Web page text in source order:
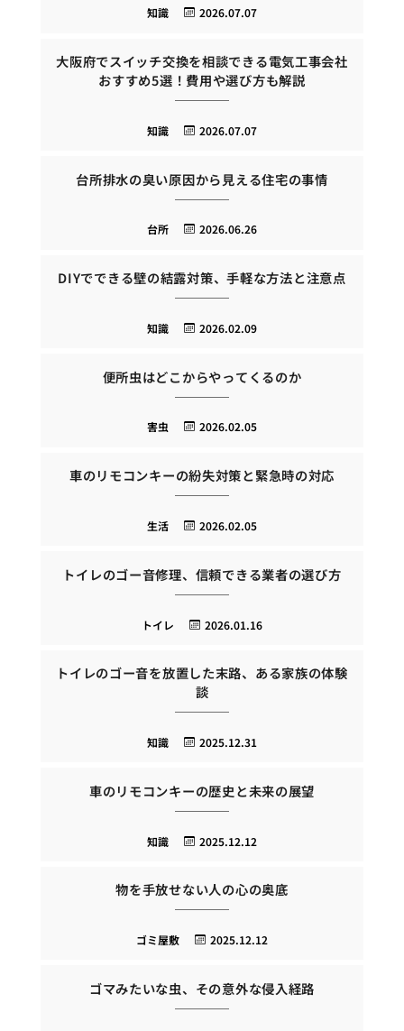
2026.07.07
知識
大阪府でスイッチ交換を相談できる電気工事会社
おすすめ5選！費用や選び方も解説
2026.07.07
知識
台所排水の臭い原因から見える住宅の事情
2026.06.26
台所
DIYでできる壁の結露対策、手軽な方法と注意点
2026.02.09
知識
便所虫はどこからやってくるのか
2026.02.05
害虫
車のリモコンキーの紛失対策と緊急時の対応
2026.02.05
生活
トイレのゴー音修理、信頼できる業者の選び方
2026.01.16
トイレ
トイレのゴー音を放置した末路、ある家族の体験
談
2025.12.31
知識
車のリモコンキーの歴史と未来の展望
2025.12.12
知識
物を手放せない人の心の奥底
2025.12.12
ゴミ屋敷
ゴマみたいな虫、その意外な侵入経路